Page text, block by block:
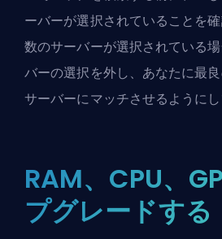
ーバーが選択されていることを
数のサーバーが選択されている
バーの選択を外し、あなたに最
サーバーにマッチさせるようにし
RAM、CPU、
プグレードする